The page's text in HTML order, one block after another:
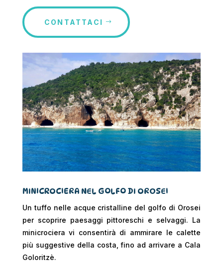
CONTATTACI
MINICROCIERA NEL GOLFO DI OROSEI
Un tuffo nelle acque cristalline del golfo di Orosei
per scoprire paesaggi pittoreschi e selvaggi. La
minicrociera vi consentirà di ammirare le calette
più suggestive della costa, fino ad arrivare a Cala
Goloritzè.